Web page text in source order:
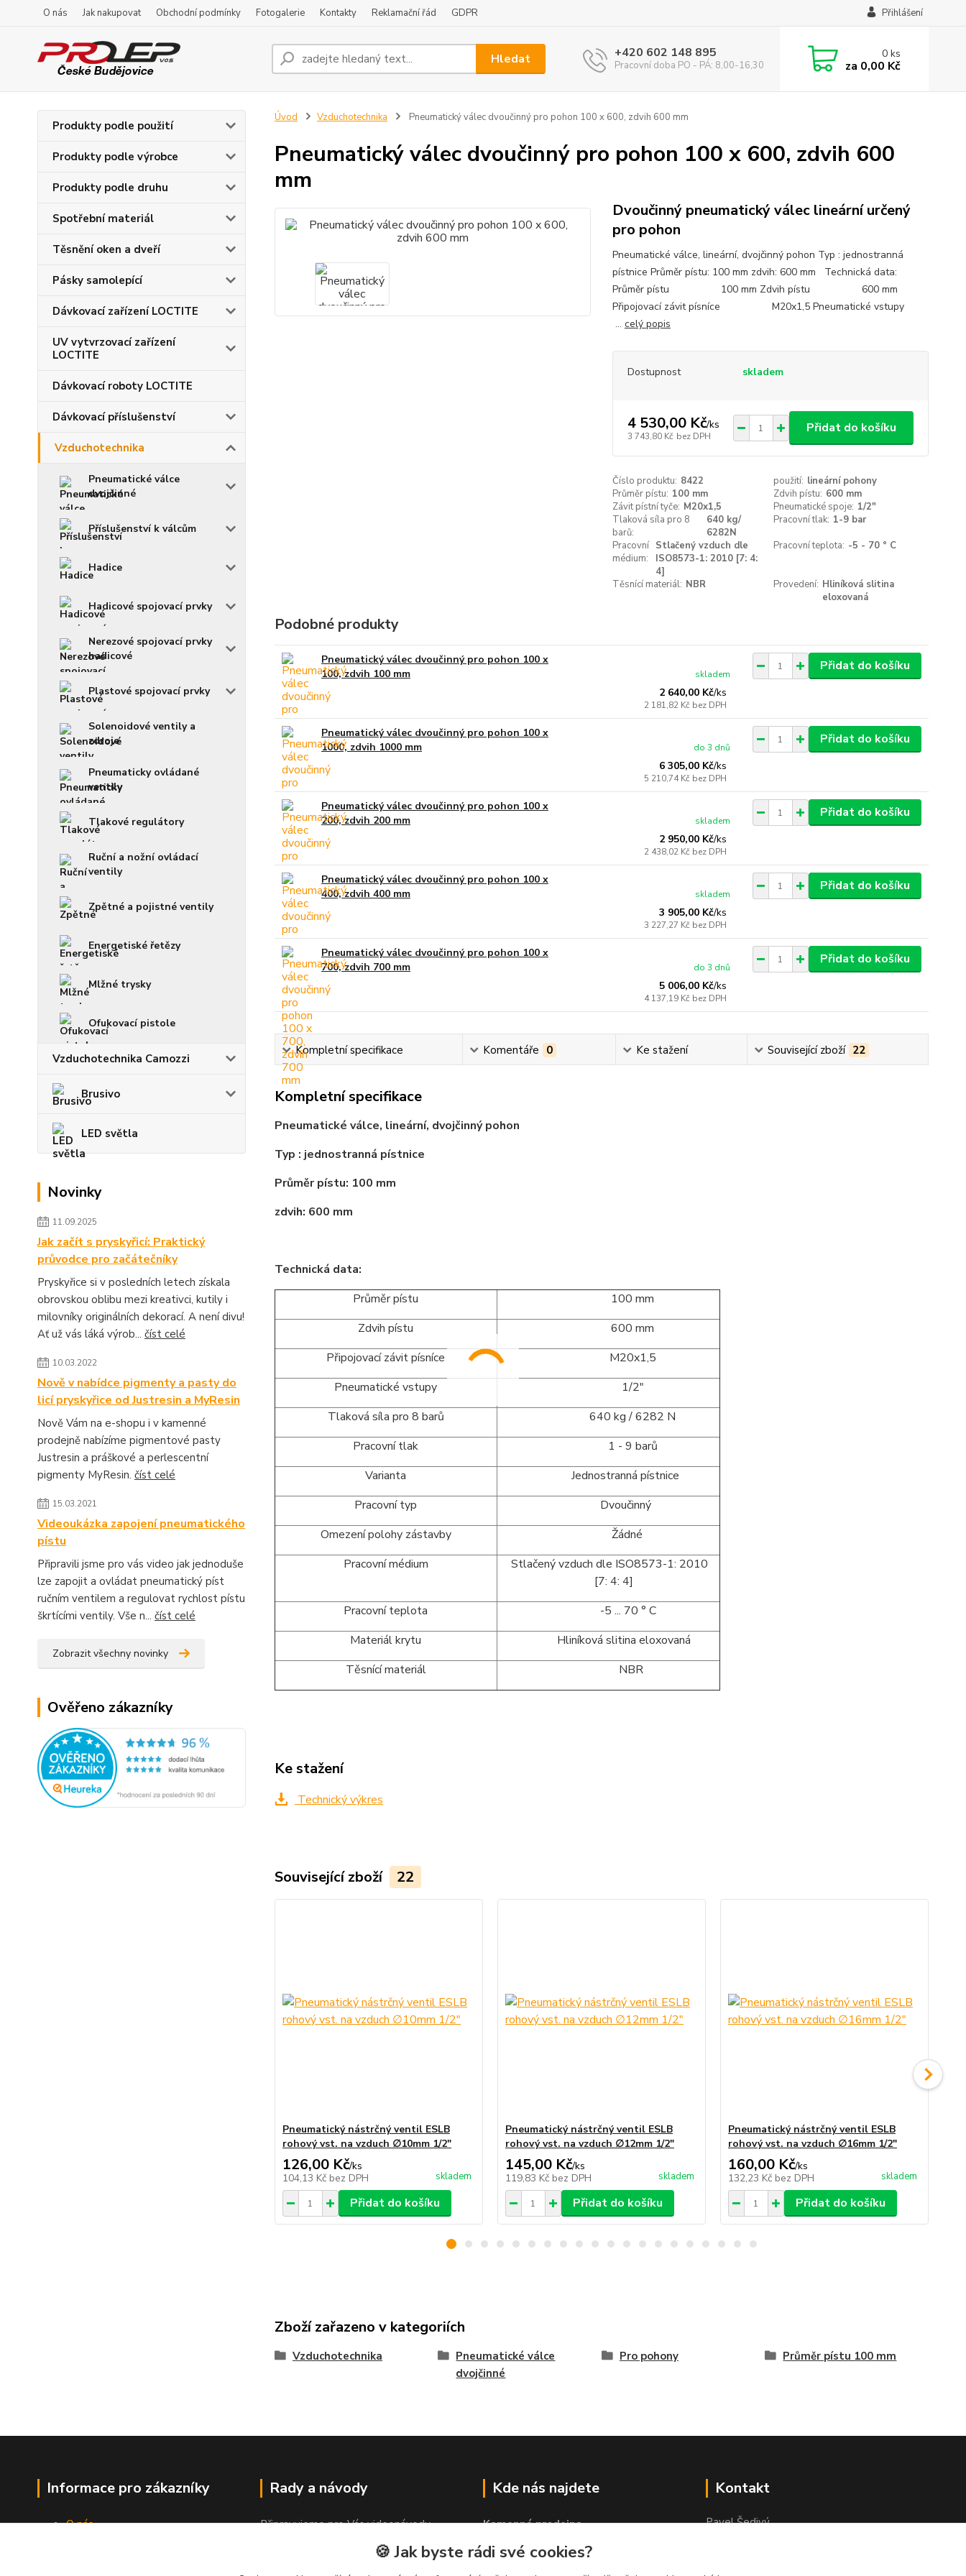
O nás Jak nakupovat Obchodní podmínky Fotogalerie Kontakty Reklamační řád GDPR Přihlášení
Hledat +420 602 148 895
Pracovní doba PO - PÁ: 8,00-16,30
0ks
za 0,00 Kč
Produkty podle použití
Produkty podle výrobce
Produkty podle druhu
Spotřební materiál
Těsnění oken a dveří
Pásky samolepící
Dávkovací zařízení LOCTITE
UV vytvrzovací zařízení
LOCTITE
Dávkovací roboty LOCTITE
Dávkovací příslušenství
Vzduchotechnika
Pneumatické válce
dvojčinné
Příslušenství k válcům
Hadice
Hadicové spojovací prvky
Nerezové spojovací prvky
hadicové
Plastové spojovací prvky
Solenoidové ventily a
zdroje
Pneumaticky ovládané
ventily
Tlakové regulátory
Ruční a nožní ovládací
ventily
Zpětné a pojistné ventily
Energetiské řetězy
Mlžné trysky
Ofukovací pistole
Vzduchotechnika Camozzi
Brusivo
LED světla
Novinky
11.09.2025
Jak začít s pryskyřicí: Praktický
průvodce pro začátečníky
Pryskyřice si v posledních letech získala
obrovskou oblibu mezi kreativci, kutily i
milovníky originálních dekorací. A není divu!
Ať už vás láká výrob... číst celé
10.03.2022
Nově v nabídce pigmenty a pasty do
licí pryskyřice od Justresin a MyResin
Nově Vám na e-shopu i v kamenné
prodejně nabízíme pigmentové pasty
Justresin a práškové a perlescentní
pigmenty MyResin. číst celé
15.03.2021
Videoukázka zapojení pneumatického
pístu
Připravili jsme pro vás video jak jednoduše
lze zapojit a ovládat pneumatický píst
ručním ventilem a regulovat rychlost pístu
škrtícími ventily. Vše n... číst celé
Zobrazit všechny novinky
Ověřeno zákazníky
Úvod Vzduchotechnika Pneumatický válec dvoučinný pro pohon 100 x 600, zdvih 600 mm
Pneumatický válec dvoučinný pro pohon 100 x 600, zdvih 600
mm
Dvoučinný pneumatický válec lineární určený
pro pohon
Pneumatické válce, lineární, dvojčinný pohon Typ : jednostranná
pístnice Průměr pístu: 100 mm zdvih: 600 mm Technická data:
Průměr pístu 100 mm Zdvih pístu 600 mm
Připojovací závit písníce M20x1,5 Pneumatické vstupy
... celý popis
Dostupnost skladem
4 530,00 Kč/ks
3 743,80 Kč bez DPH
Přidat do košíku
Číslo produktu: 8422 použití: lineární pohony
Průměr pístu: 100 mm Zdvih pístu: 600 mm
Závit pístní tyče: M20x1,5 Pneumatické spoje: 1/2"
Tlaková síla pro 8
barů:
640 kg/
6282N
Pracovní tlak: 1-9 bar
Pracovní
médium:
Stlačený vzduch dle
ISO8573-1: 2010 [7: 4:
4]
Pracovní teplota: -5 - 70 ° C
Těsnící materiál: NBR Provedení: Hliníková slitina
eloxovaná
Podobné produkty
Pneumatický válec dvoučinný pro pohon 100 x
100, zdvih 100 mm
2 640,00 Kč/ks
2 181,82 Kč bez DPH
skladem
Přidat do košíku
Pneumatický válec dvoučinný pro pohon 100 x
1000, zdvih 1000 mm
6 305,00 Kč/ks
5 210,74 Kč bez DPH
do 3 dnů
Přidat do košíku
Pneumatický válec dvoučinný pro pohon 100 x
200, zdvih 200 mm
2 950,00 Kč/ks
2 438,02 Kč bez DPH
skladem
Přidat do košíku
Pneumatický válec dvoučinný pro pohon 100 x
400, zdvih 400 mm
3 905,00 Kč/ks
3 227,27 Kč bez DPH
skladem
Přidat do košíku
Pneumatický válec dvoučinný pro pohon 100 x
700, zdvih 700 mm
5 006,00 Kč/ks
4 137,19 Kč bez DPH
do 3 dnů
Přidat do košíku
Kompletní specifikace Komentáře 0 Ke stažení Související zboží 22
Kompletní specifikace
Pneumatické válce, lineární, dvojčinný pohon
Typ : jednostranná pístnice
Průměr pístu: 100 mm
zdvih: 600 mm
Technická data:
Průměr pístu
100 mm
Zdvih pístu
600 mm
Připojovací závit písníce
M20x1,5
Pneumatické vstupy
1/2"
Tlaková síla pro 8 barů
640 kg / 6282 N
Pracovní tlak
1 - 9 barů
Varianta
Jednostranná pístnice
Pracovní typ
Dvoučinný
Omezení polohy zástavby
Žádné
Pracovní médium
Stlačený vzduch dle ISO8573-1: 2010
[7: 4: 4]
Pracovní teplota
-5 ... 70 ° C
Materiál krytu
Hliníková slitina eloxovaná
Těsnící materiál
NBR
Ke stažení
Technický výkres
Související zboží 22
Pneumatický nástrčný ventil ESLB
rohový vst. na vzduch ∅10mm 1/2"
126,00 Kč/ks
104,13 Kč bez DPH skladem
Přidat do košíku
Pneumatický nástrčný ventil ESLB
rohový vst. na vzduch ∅12mm 1/2"
145,00 Kč/ks
119,83 Kč bez DPH skladem
Přidat do košíku
Pneumatický nástrčný ventil ESLB
rohový vst. na vzduch ∅16mm 1/2"
160,00 Kč/ks
132,23 Kč bez DPH skladem
Přidat do košíku
Zboží zařazeno v kategoriích
Vzduchotechnika
Pneumatické válce
dvojčinné
Pro pohony Průměr pístu 100 mm
Informace pro zákazníky
O nás
Rady a návody
Připravujeme pro Vás videonávody
Kde nás najdete
Kamenná prodejna
PROLEP v.o.s
Hlinská 579
Kontakt
Pavel Šedivý
🍪 Jak byste rádi své cookies?